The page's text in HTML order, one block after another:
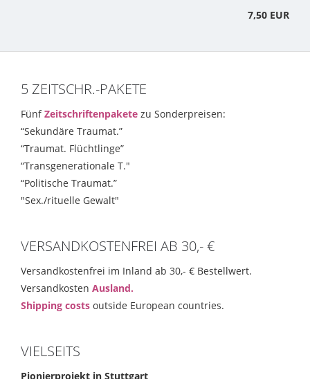
7,50 EUR
5 ZEITSCHR.-PAKETE
FünfZeitschriftenpakete zu Sonderpreisen:
“Sekundäre Traumat.”
“Traumat. Flüchtlinge”
“Transgenerationale T."
“Politische Traumat.”
"Sex./rituelle Gewalt"
VERSANDKOSTENFREI AB 30,- €
Versandkostenfrei im Inland ab 30,- € Bestellwert.
Versandkosten Ausland.
Shipping costs outside European countries.
VIELSEITS
Pionierprojekt in Stuttgart